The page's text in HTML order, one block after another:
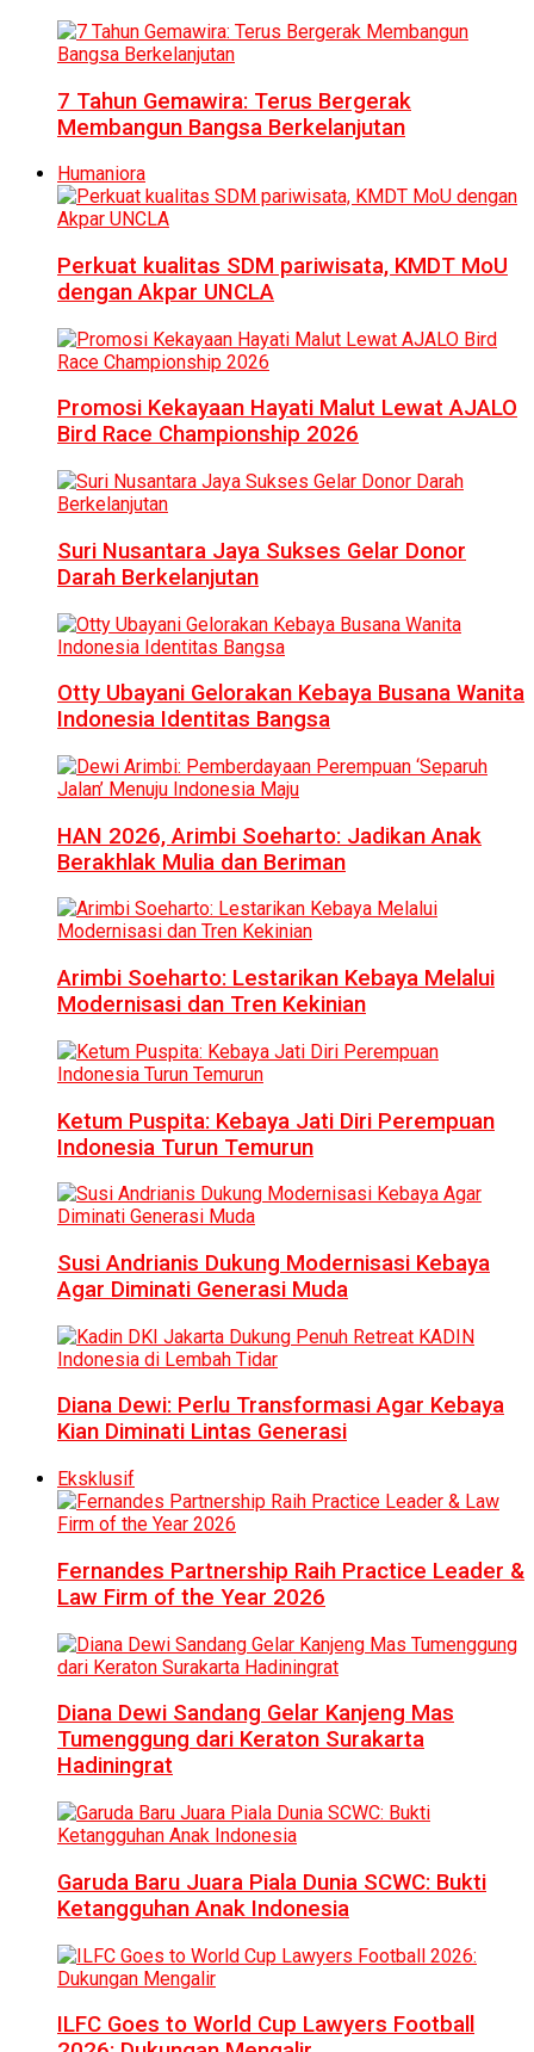
7 Tahun Gemawira: Terus Bergerak
Membangun Bangsa Berkelanjutan
Humaniora
Perkuat kualitas SDM pariwisata, KMDT MoU
dengan Akpar UNCLA
Promosi Kekayaan Hayati Malut Lewat AJALO
Bird Race Championship 2026
Suri Nusantara Jaya Sukses Gelar Donor
Darah Berkelanjutan
Otty Ubayani Gelorakan Kebaya Busana Wanita
Indonesia Identitas Bangsa
HAN 2026, Arimbi Soeharto: Jadikan Anak
Berakhlak Mulia dan Beriman
Arimbi Soeharto: Lestarikan Kebaya Melalui
Modernisasi dan Tren Kekinian
Ketum Puspita: Kebaya Jati Diri Perempuan
Indonesia Turun Temurun
Susi Andrianis Dukung Modernisasi Kebaya
Agar Diminati Generasi Muda
Diana Dewi: Perlu Transformasi Agar Kebaya
Kian Diminati Lintas Generasi
Eksklusif
Fernandes Partnership Raih Practice Leader &
Law Firm of the Year 2026
Diana Dewi Sandang Gelar Kanjeng Mas
Tumenggung dari Keraton Surakarta
Hadiningrat
Garuda Baru Juara Piala Dunia SCWC: Bukti
Ketangguhan Anak Indonesia
ILFC Goes to World Cup Lawyers Football